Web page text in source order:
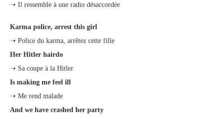
➝ Il ressemble à une radio désaccordée
Karma police, arrest this girl
➝ Police du karma, arrêtez cette fille
Her Hitler hairdo
➝ Sa coupe à la Hitler
Is making me feel ill
➝ Me rend malade
And we have crashed her party